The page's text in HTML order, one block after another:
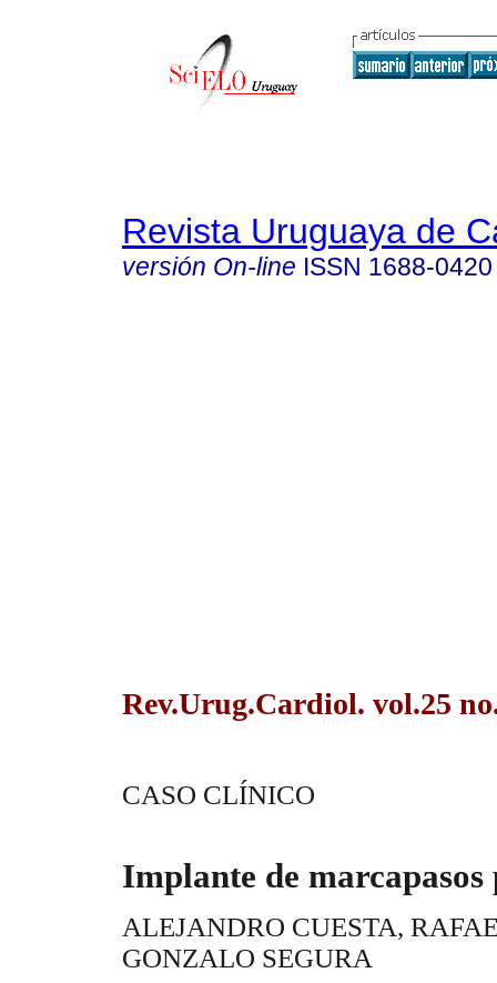
Revista Uruguaya de
versión On-line ISSN 1688-0420
Rev.Urug.Cardiol. vol.25
CASO CLÍNICO
Implante de
ALEJANDRO CUESTA,
GONZALO SEGURA